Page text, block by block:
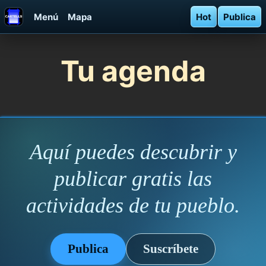
Menú Mapa Hot Publica
Tu agenda
Aquí puedes descubrir y
publicar gratis las
actividades de tu pueblo.
Publica Suscríbete